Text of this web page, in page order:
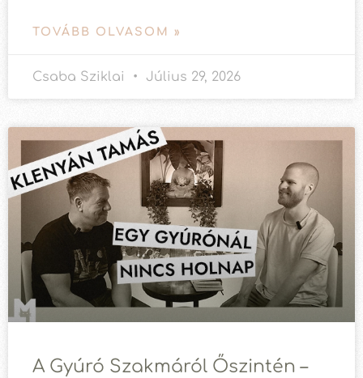
TOVÁBB OLVASOM »
Csaba Sziklai Július 29, 2026
A Gyúró Szakmáról Őszintén –